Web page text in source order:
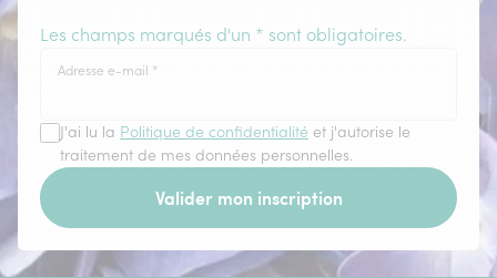
Les champs marqués d'un * sont obligatoires.
Adresse e-mail *
J'ai lu la Politique de confidentialité et j'autorise le
traitement de mes données personnelles.
Valider mon inscription